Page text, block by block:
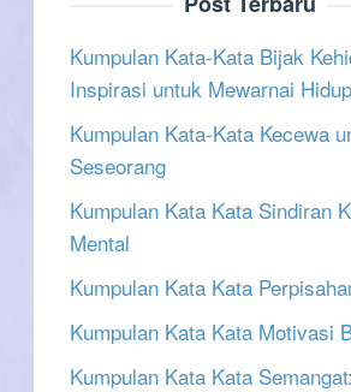
Kumpulan Kata-Kata Bijak
Inspirasi untuk Mewarnai Hidup
Kumpulan Kata-Kata Kecewa
Seseorang
Kumpulan Kata Kata Sindiran
Mental
Kumpulan Kata Kata
Kumpulan Kata Kata Motivasi
Kumpulan Kata Kata Semangat: